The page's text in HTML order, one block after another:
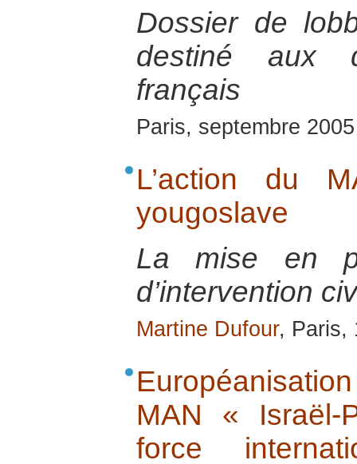
Dossier de
destiné aux
français
Paris, septembre 2005
L’action du
yougoslave
La mise en
d’intervention
Martine Dufour, Paris,
MAN « Israël-
force